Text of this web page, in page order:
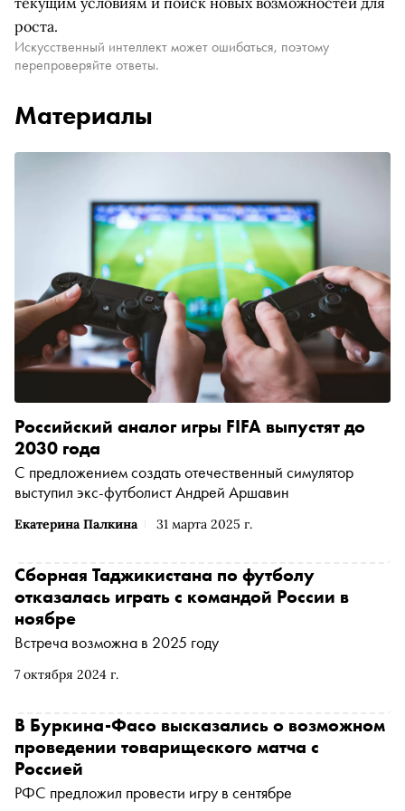
роста.
Искусственный интеллект может ошибаться, поэтому
перепроверяйте ответы.
Материалы
Екатерина Палкина 31 марта 2025 г.
Российский аналог игры FIFA выпустят до
2030 года
С предложением создать отечественный симулятор
выступил экс-футболист Андрей Аршавин
7 октября 2024 г.
Сборная Таджикистана по футболу
отказалась играть с командой России в
ноябре
Встреча возможна в 2025 году
В Буркина-Фасо высказались о возможном
проведении товарищеского матча с
Россией
РФС предложил провести игру в сентябре